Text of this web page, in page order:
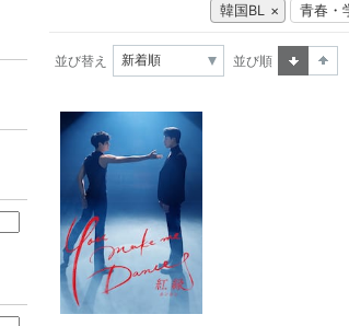
韓国BL
青春・
並び替え
並び順